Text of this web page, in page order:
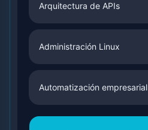
Arquitectura de APIs
Administración Linux
Automatización empresarial